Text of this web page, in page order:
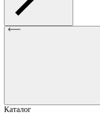
Каталог